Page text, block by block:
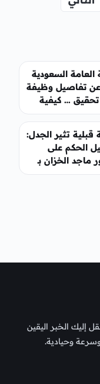
العامة السعودية
تفاصيل وظيفة
تحقيق … كيفية
والشروط
قبلية تثير الجدل:
الحكم على
ماجد الخزان بـ
ثوراً وإغلاق عيادته
إليك الخبر اليقين
وحيادية.